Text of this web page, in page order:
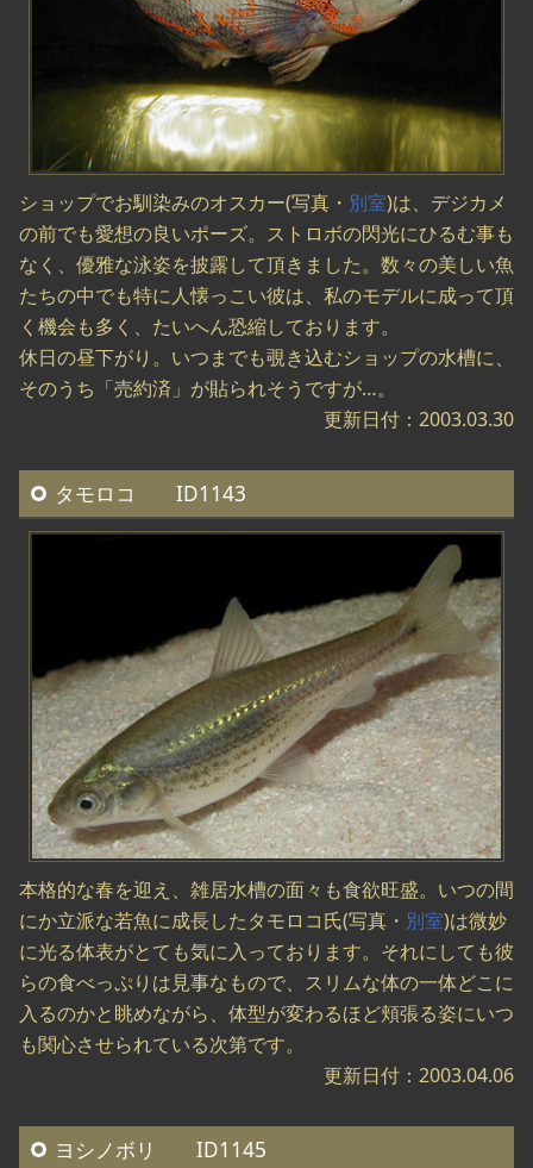
ショップでお馴染みのオスカー(写真・ 別室)は、デジカメ
の前でも愛想の良いポーズ。ストロボの閃光にひるむ事も
なく、優雅な泳姿を披露して頂きました。数々の美しい魚
たちの中でも特に人懐っこい彼は、私のモデルに成って頂
く機会も多く、たいへん恐縮しております。
休日の昼下がり。いつまでも覗き込むショップの水槽に、
そのうち「売約済」が貼られそうですが…。
更新日付：2003.03.30
タモロコ ID1143
本格的な春を迎え、雑居水槽の面々も食欲旺盛。いつの間
にか立派な若魚に成長したタモロコ氏(写真・ 別室)は微妙
に光る体表がとても気に入っております。それにしても彼
らの食べっぷりは見事なもので、スリムな体の一体どこに
入るのかと眺めながら、体型が変わるほど頬張る姿にいつ
も関心させられている次第です。
更新日付：2003.04.06
ヨシノボリ ID1145